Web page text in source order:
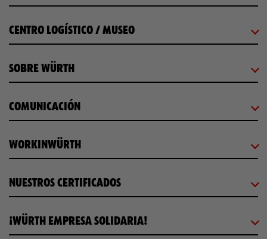
CENTRO LOGÍSTICO / MUSEO
SOBRE WÜRTH
COMUNICACIÓN
WORKINWÜRTH
NUESTROS CERTIFICADOS
¡WÜRTH EMPRESA SOLIDARIA!